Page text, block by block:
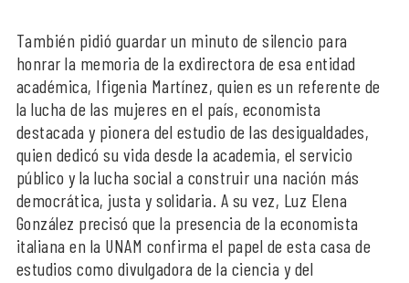
También pidió guardar un minuto de silencio para
honrar la memoria de la exdirectora de esa entidad
académica, Ifigenia Martínez, quien es un referente de
la lucha de las mujeres en el país, economista
destacada y pionera del estudio de las desigualdades,
quien dedicó su vida desde la academia, el servicio
público y la lucha social a construir una nación más
democrática, justa y solidaria. A su vez, Luz Elena
González precisó que la presencia de la economista
italiana en la UNAM confirma el papel de esta casa de
estudios como divulgadora de la ciencia y del